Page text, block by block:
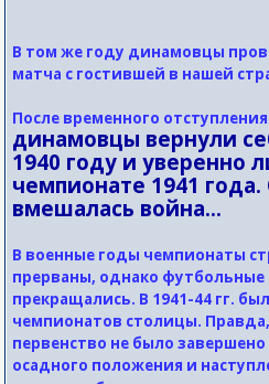
В том же году динамовцы
матча с гостившей в нашей
После временного отступления
динамовцы вернули
1940 году и уверенно
чемпионате 1941
вмешалась война…
В военные годы чемпионаты
прерваны, однако футбольные
прекращались. В 1941-44 гг.
чемпионатов столицы.
первенство не было
осадного положения и